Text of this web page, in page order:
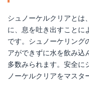
シュノーケルクリアとは
に、息を吐き出すことに
です。シュノーケリング
アができずに水を飲み込
多数みられます。安全に
ノーケルクリアをマスタ